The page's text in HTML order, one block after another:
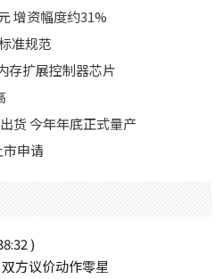
增资幅度约31%
准规范
存扩展控制器芯片
货 今年年底正式量产
申请
)
方议价动作零星